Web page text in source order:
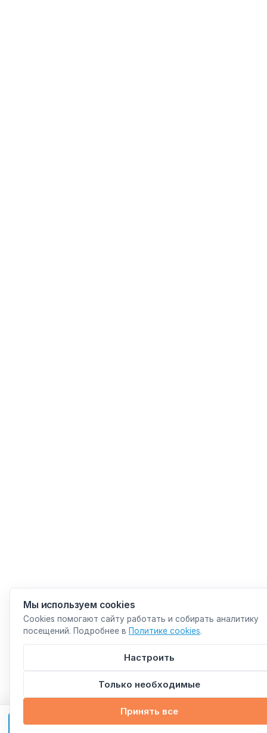
ЗАПИСАТЬСЯ НА ПРИЁМ
Мы используем cookies
Cookies помогают сайту работать и собирать аналитику
посещений. Подробнее в Политике cookies.
Настроить
Только необходимые
Принять все